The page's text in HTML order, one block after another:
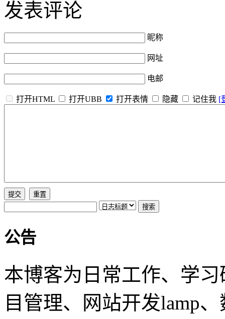
发表评论
昵称
网址
电邮
打开HTML 打开UBB 打开表情 隐藏 记住我 [
公告
本博客为日常工作、学
目管理、网站开发lamp